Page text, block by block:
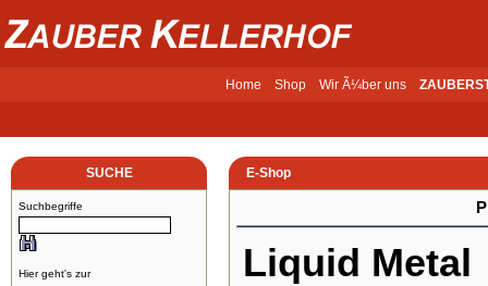
Home Shop Wir Ã¼ber uns
SUCHE
Suchbegriffe
Hier geht's zur
E-Shop
Liquid Metal